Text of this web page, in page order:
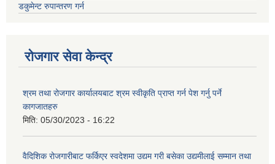
डकुमेन्ट रुपान्तरण गर्न
रोजगार सेवा केन्द्र
श्रम तथा रोजगार कार्यालयबाट श्रम स्वीकृति प्राप्त गर्न पेश गर्नु पर्ने
कागजातहरु
मिति: 05/30/2023 - 16:22
वैदिशिक रोजगारीबाट फर्किएर स्वदेशमा उद्यम गरी बसेका उद्यमीलाई सम्मान तथा